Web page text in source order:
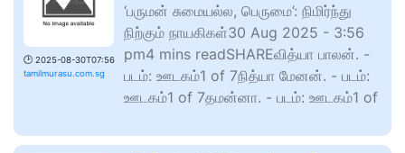
🕑 2025-08-30T07:56
tamilmurasu.com.sg
‘பருமன் சுமையல்ல, பெருமை’: நிமிர்ந்து
நிற்கும் நாயகிகள்30 Aug 2025 - 3:56
pm4 mins readSHAREவித்யா பாலன். -
படம்: ஊடகம்1 of 7நித்யா மேனன். - படம்:
ஊடகம்1 of 7தமன்னா. - படம்: ஊடகம்1 of